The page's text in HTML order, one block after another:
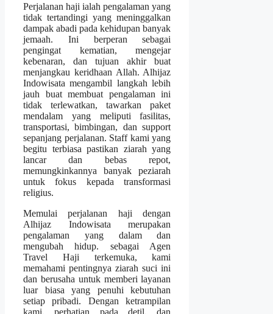
Perjalanan haji ialah pengalaman yang
tidak tertandingi yang meninggalkan
dampak abadi pada kehidupan banyak
jemaah. Ini berperan sebagai
pengingat kematian, mengejar
kebenaran, dan tujuan akhir buat
menjangkau keridhaan Allah. Alhijaz
Indowisata mengambil langkah lebih
jauh buat membuat pengalaman ini
tidak terlewatkan, tawarkan paket
mendalam yang meliputi fasilitas,
transportasi, bimbingan, dan support
sepanjang perjalanan. Staff kami yang
begitu terbiasa pastikan ziarah yang
lancar dan bebas repot,
memungkinkannya banyak peziarah
untuk fokus kepada transformasi
religius.
Memulai perjalanan haji dengan
Alhijaz Indowisata merupakan
pengalaman yang dalam dan
mengubah hidup. sebagai Agen
Travel Haji terkemuka, kami
memahami pentingnya ziarah suci ini
dan berusaha untuk memberi layanan
luar biasa yang penuhi kebutuhan
setiap pribadi. Dengan ketrampilan
kami, perhatian pada detil, dan